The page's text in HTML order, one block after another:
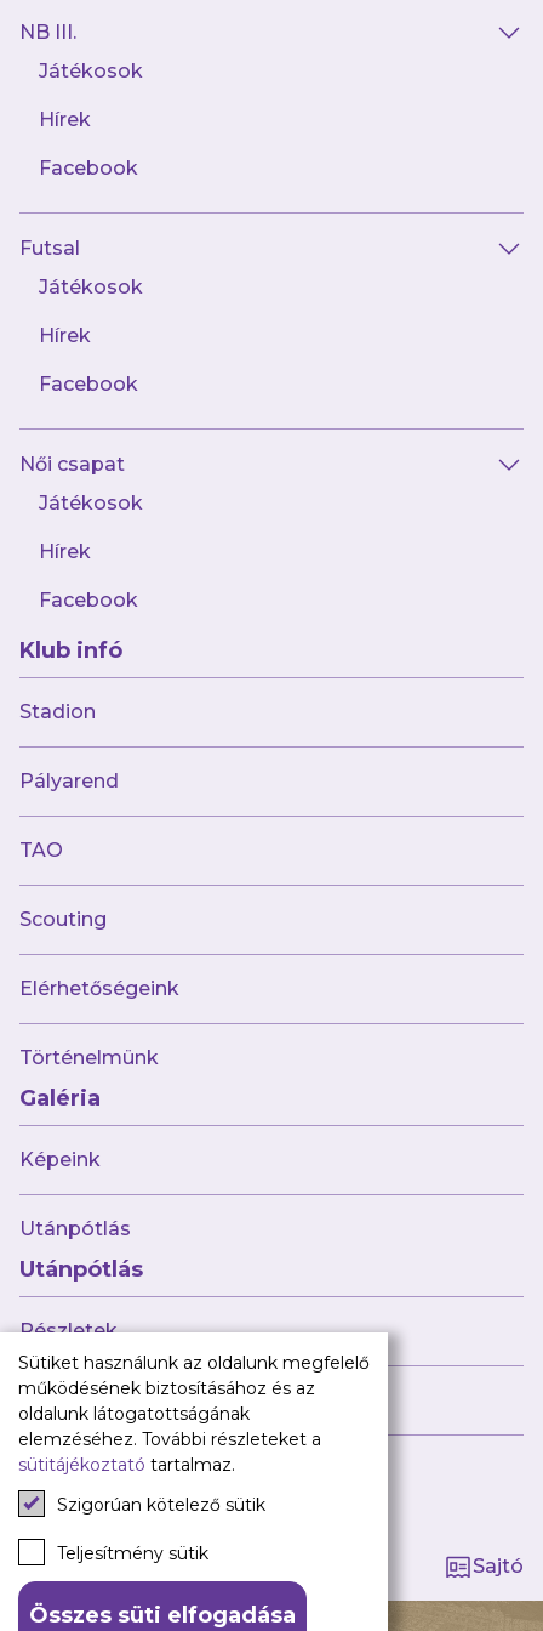
NB III.
Játékosok
Hírek
Facebook
Futsal
Játékosok
Hírek
Facebook
Női csapat
Játékosok
Hírek
Facebook
Klub infó
Stadion
Pályarend
TAO
Scouting
Elérhetőségeink
Történelmünk
Galéria
Képeink
Utánpótlás
Utánpótlás
Részletek
Híreink
Tagság kezelése
Sajtó
mérkőzéseket és exkluzív tartalmakat elsőként!
AJÁNLÓ
„A tűzoltókba bele van kódolva a
Múltunk
Jelenünk
Meccseink
Híreink
Csapataink
Galéria
Utánpótlás
Babaváró
ajándékcsomag
Újpest FC
TAO
Klub infó
Sajtó
Press Kit
Újpest FC Shop
Digitális felületeink
Facebook
Instagram
Tiktok
Youtube
Spotify
Sütiket használunk az oldalunk megfelelő
működésének biztosításához és az
oldalunk látogatottságának
elemzéséhez. További részleteket a
sütitájékoztató tartalmaz.
Szigorúan kötelező sütik
Teljesítmény sütik
Összes süti elfogadása